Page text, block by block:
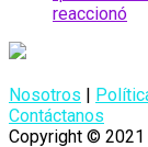
reaccionó
Nosotros |
Contáctanos
Copyright ©